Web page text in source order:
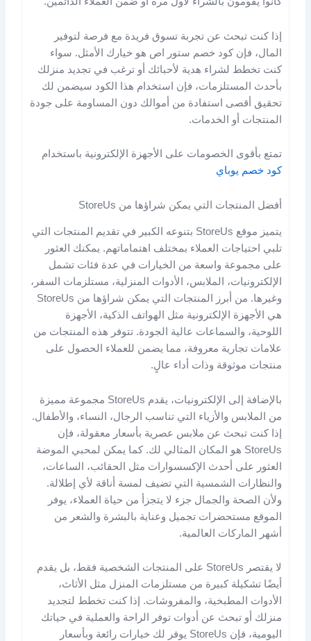
إذا كنت تبحث عن تجربة تسوق فريدة مع فرصة لتوفير
المال، فإن كود خصم ستور اص هو خيارك الأمثل. سواء
كنت تخطط لشراء هدية لأحبائك أو ترغب في تجديد منزلك
بأحدث المستلزمات، فإن استخدام هذا الكود سيضمن لك
تحقيق أقصى استفادة من أموالك دون المساومة على جودة
المنتجات أو الخدمات.
تمتع بأقوى الخصومات على الأجهزة الإلكترونية باستخدام
كود خصم يوباي
أفضل المنتجات التي يمكن شراؤها من StoreUs
يتميز موقع StoreUs بتنوعه الكبير في تقديم المنتجات التي
تلبي احتياجات العملاء بمختلف اهتماماتهم. يمكنك العثور
على مجموعة واسعة من الخيارات في عدة فئات تشمل
الإلكترونيات، الملابس، الأدوات المنزلية، مستلزمات السفر،
وغيرها. من أبرز المنتجات التي يمكن شراؤها من StoreUs
هي الأجهزة الإلكترونية مثل الهواتف الذكية، الأجهزة
اللوحية، والسماعات عالية الجودة. تتوفر هذه المنتجات من
علامات تجارية معروفة، مما يضمن للعملاء الحصول على
منتجات موثوقة وذات أداء عالٍ.
بالإضافة إلى الإلكترونيات، يقدم StoreUs مجموعة مميزة
من الملابس والأزياء التي تناسب الرجال، النساء، والأطفال.
إذا كنت تبحث عن ملابس عصرية بأسعار معقولة، فإن
StoreUs هو المكان المثالي لك. كما يمكن لمحبي الموضة
العثور على أحدث الإكسسوارات مثل الحقائب، الساعات،
والنظارات الشمسية التي تضيف لمسة أناقة لأي إطلالة.
ولأن الصحة والجمال جزء لا يتجزأ من حياة العملاء، يوفر
الموقع مستحضرات تجميل وعناية بالبشرة والشعر من
أشهر الماركات العالمية.
لا يقتصر StoreUs على المنتجات الشخصية فقط، بل يقدم
أيضًا تشكيلة كبيرة من مستلزمات المنزل مثل الأثاث،
الأدوات المطبخية، والمفروشات. إذا كنت تخطط لتجديد
منزلك أو تبحث عن أدوات توفر الراحة والعملية في حياتك
اليومية، فإن StoreUs يوفر لك خيارات رائعة وبأسعار